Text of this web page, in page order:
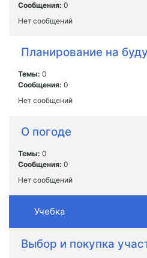
Сообщения: 0
Нет сообщений
Планирование на
Темы: 0
Сообщения: 0
Нет сообщений
О погоде
Темы: 0
Сообщения: 0
Нет сообщений
Учебка
Выбор и покупка